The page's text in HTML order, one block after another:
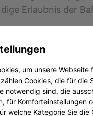
Erlaubnis der
betroffen sind.
Zweifel haben.
um unsere
Cookies, die für die
notwendig sind, die
für Komforteinstellungen
welche Kategorie Sie